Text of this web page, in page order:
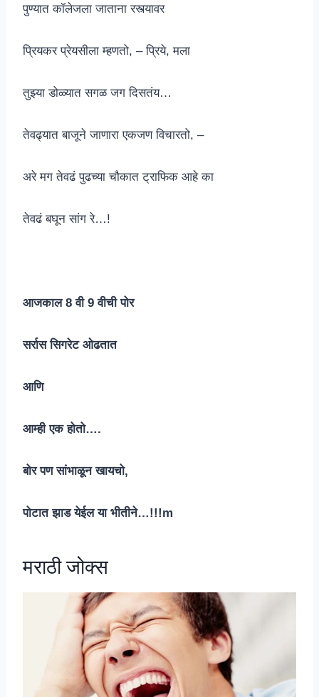
पुण्यात कॉलेजला जाताना रस्त्यावर
प्रियकर प्रेयसीला म्हणतो, – प्रिये, मला
तुझ्या डोळ्यात सगळ जग दिसतंय…
तेवढ्यात बाजूने जाणारा एकजण विचारतो, –
अरे मग तेवढं पुढच्या चौकात ट्राफिक आहे का
तेवढं बघून सांग रे…!
आजकाल 8 वी 9 वीची पोर
सर्रास सिगरेट ओढतात
आणि
आम्ही एक होतो….
बोर पण सांभाळून खायचो,
पोटात झाड येईल या भीतीने…!!!m
मराठी जोक्स